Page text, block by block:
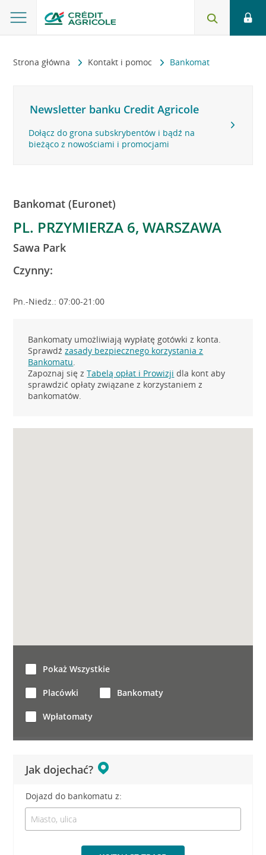
Strona główna Kontakt i pomoc Bankomat
Newsletter banku Credit Agricole
Dołącz do grona subskrybentów i bądź na
bieżąco z nowościami i promocjami
Bankomat (Euronet)
PL. PRZYMIERZA 6, WARSZAWA
Sawa Park
Czynny:
Pn.-Niedz.: 07:00-21:00
Bankomaty umożliwiają wypłatę gotówki z konta.
Sprawdźzasady bezpiecznego korzystania z
Bankomatu.
Zapoznaj się zTabelą opłat i Prowizji dla kont aby
sprawdzić opłaty związane z korzystaniem z
bankomatów.
Jak dojechać?
Dojazd do bankomatu z:
Pokaż Wszystkie
Placówki Bankomaty
Wpłatomaty